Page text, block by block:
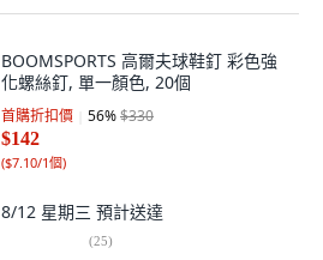
BOOMSPORTS 高爾夫球鞋釘 彩色強
化螺絲釘, 單一顏色, 20個
首購折扣價 56%$330
$142
($7.10/1個)
8/12 星期三 預計送達
(25)